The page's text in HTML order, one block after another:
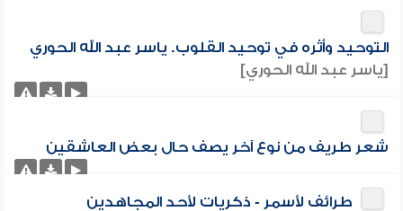
التوحيد وأثره في توحيد القلوب. ياسر عبد الله الحوري
[ياسر عبد الله الحوري]
شعر طريف من نوع آخر يصف حال بعض العاشقين
طرائف لأسمر - ذكريات لأحد المجاهدين